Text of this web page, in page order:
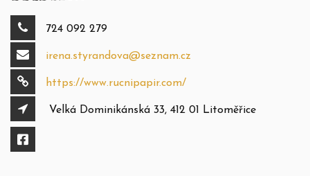
724 092 279
irena.styrandova@seznam.cz
https://www.rucnipapir.com/
Velká Dominikánská 33, 412 01 Litoměřice